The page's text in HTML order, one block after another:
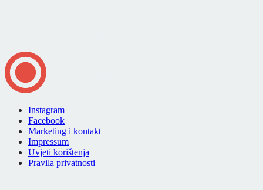
Instagram
Facebook
Marketing i kontakt
Impressum
Uvjeti korištenja
Pravila privatnosti